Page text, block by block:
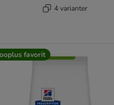
4 varianter
favorit